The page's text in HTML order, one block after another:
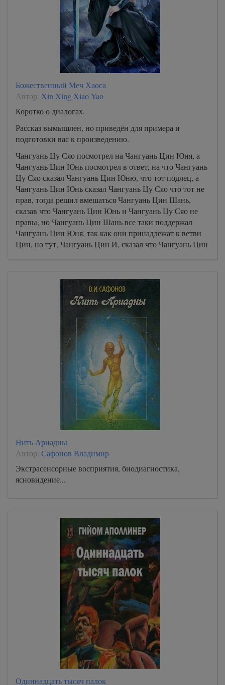
Божественный Меч Хаоса
Автор: Xin Xing Xiao Yao
Коротко о диалогах.
Рассказ вымышлен, но приведён для примера и
подготовки вас к произведению.
Чангуань Цу Сяо посмотрел на Чангуань Цин Юня, а
Чангуань Цин Юнь посмотрел в ответ, на что Чангуань
Цу Сяо сказал Чангуань Цин Юню, что тот подлец, а
Чангуань Цин Юнь сказал Чангуань Цу Сяо что тот не
прав, тогда решил вмешаться Чангуань Цин Шань,
сказав что Чангуань Цин Юнь и Чангуань Цу Сяо не
правы, но Чангуань Цин Шань все таки поддержал
Чангуань Цин Юня, так как они принадлежат к ветви
Цин, но тут, Чангуань Цин И, сказал что Чангуань Цин
Нить Ариадны
Автор: Сафонов Владимир
Экстрасенсорные восприятия, биодиагностика,
ясновидение...
Одиннадцать тысяч палок